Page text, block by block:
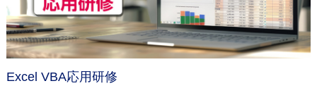
Excel VBA応用研修